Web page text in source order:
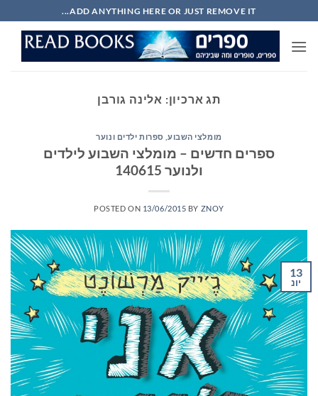
to
content
ADD ANYTHING HERE OR JUST REMOVE IT...
תג ארכיון: אלינה גורבן
מומלצי השבוע ספרות ילדים ונוער
ספרים חדשים – מומלצי השבוע לילדים
ולנוער 140615
POSTED ON 13/06/2015 BY ZNOY
13
יונ